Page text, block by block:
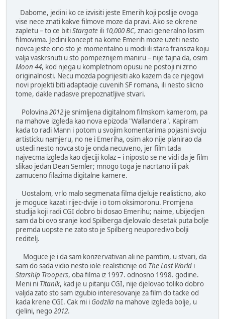
Dabome, jedini ko ce izvisiti jeste Emerih koji poslije ovoga
vise nece znati kakve filmove moze da pravi. Ako se okrene
zapletu – to ce bitiStargate ili 10,000 BC, znaci generalno losim
filmovima. Jedini koncept na kome Emerih moze uzeti nesto
novca jeste ono sto je momentalno u modi ili stara fransiza koju
valja vaskrsnuti u sto pompeznijem maniru – nije tajna da, osim
Moon 44, kod njega u kompletnom opusu ne postoji ni zrno
originalnosti. Necu mozda pogrijesiti ako kazem da ce njegovi
novi projekti biti adaptacije cuvenih SF romana, ili nesto slicno
tome, dakle nadasve prepoznatljive stvari.
Polovina2012 je snimljena digitalnom filmskom kamerom, pa
na mahove izgleda kao nova epizoda "Wallandera". Kapiram
kada to radi Mann i potom u svojim komentarima pojasni svoju
artisticku namjeru, no ne i Emeriha, osim ako nije planirao da
ustedi nesto novca sto je onda necuveno, jer film tada
najvecma izgleda kao djeciji kolaz – i niposto se ne vidi da je film
slikao jedan Dean Semler; mnogo toga je nacrtano ili pak
zamuceno filazima digitalne kamere.
Uostalom, vrlo malo segmenata filma djeluje realisticno, ako
je moguce kazati rijec-dvije i o tom oksimoronu. Promjena
studija koji radi CGI dobro bi dosao Emerihu; naime, ubijedjen
sam da bi ovo sranje kod Spilberga djelovalo desetak puta bolje
premda uopste ne zato sto je Spilberg neuporedivo bolji
reditelj.
Moguce je i da sam konzervativan ali ne pamtim, u stvari, da
sam do sada vidio nesto iole realisticnije od The Lost World i
Starship Troopers, oba filma iz 1997. odnosno 1998. godine.
Meni ni Titanik, kad je u pitanju CGI, nije djelovao toliko dobro
valjda zato sto sam izgubio interesovanje za film do tacke od
kada krene CGI. Cak mi i Godzila na mahove izgleda bolje, u
cjelini, nego2012.